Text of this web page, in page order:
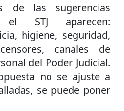
de las sugerencias
STJ aparecen:
higiene, seguridad,
canales de
del Poder Judicial.
no se ajuste a
se puede poner